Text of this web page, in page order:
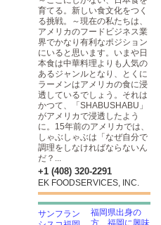
育てる。新しい食文化をつく
る挑戦。～現在の私たちは、
アメリカのフードビジネス業
界でかなり有利なポジション
にいると思います。いまや日
本食は中華料理よりも人気の
あるジャンルとなり、とくに
ラーメンはアメリカの食に浸
透しているでしょう。それは
かつて、「SHABUSHABU」
がアメリカで浸透したよう
に。15年前のアメリカでは、
しゃぶしゃぶは「なぜ自分で
調理をしなければならないん
だ？...
+1 (408) 320-2291
EK FOODSERVICES, INC.
福岡県出身の
方、福岡に興味